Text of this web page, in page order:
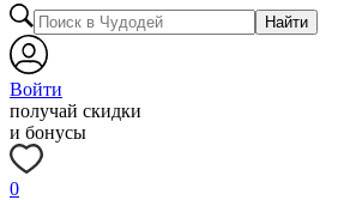
Найти
Войти
получай скидки
и бонусы
0